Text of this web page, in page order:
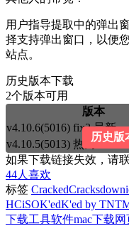
用户指导提取中的弹出
择支持弹出窗口，以便
站点。
历史版本下载
2个版本可用
版本
v4.10.6(5016) fix3最新
v4.10.5(5013) 热门
历史版
如果下载链接失效，请
44人喜欢
标签 CrackedCracks
HCiSOK'edK'ed by TNT
下载工具软件mac下载